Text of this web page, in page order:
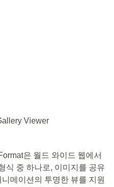
Viewer
은 월드 와이드 웹에서
식 중 하나로, 이미지를 공유
메이션의 투명한 뷰를 지원